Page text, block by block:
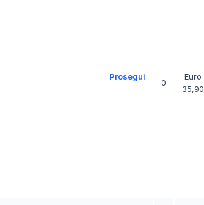
Prosegui
0
Euro
35,90